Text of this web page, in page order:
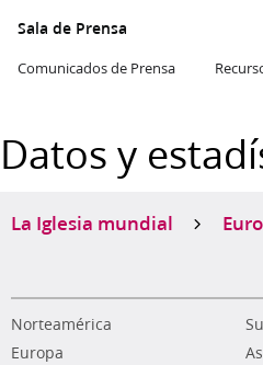
Sala de Prensa
Comunicados de Prensa
Datos y
La Iglesia mundial
Norteamérica
Europa